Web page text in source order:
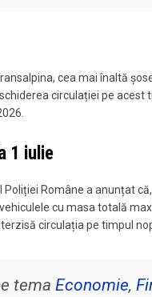
cea mai înaltă
circulației pe
1 iulie
Române a anunțat
cu masa totală
circulația pe timpul
tema Economie,